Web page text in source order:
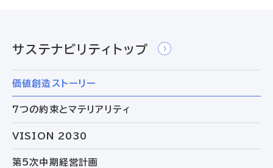
サステナビリティトップ
価値創造ストーリー
7つの約束とマテリアリティ
VISION 2030
第5次中期経営計画